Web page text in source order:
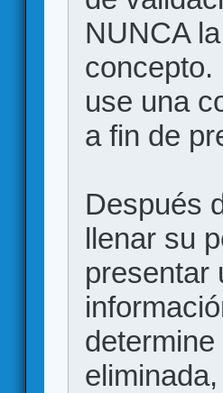
NUNCA
concepto.
use una
a fin de
Después
llenar su
presentar